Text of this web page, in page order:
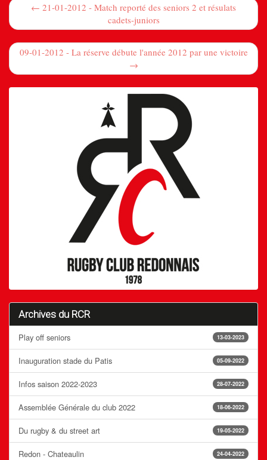
← 21-01-2012 - Match reporté des seniors 2 et résulats
cadets-juniors
09-01-2012 - La réserve débute l'année 2012 par une victoire
→
Archives du RCR
13-03-2023
Play off seniors
05-09-2022
Inauguration stade du Patis
28-07-2022
Infos saison 2022-2023
18-06-2022
Assemblée Générale du club 2022
19-05-2022
Du rugby & du street art
24-04-2022
Redon - Chateaulin